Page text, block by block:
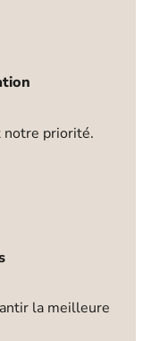
notre priorité.
la meilleure